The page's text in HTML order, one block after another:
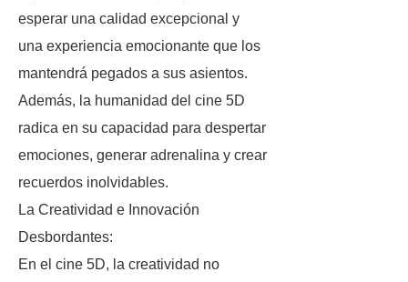
esperar una calidad excepcional y
una experiencia emocionante que los
mantendrá pegados a sus asientos.
Además, la humanidad del cine 5D
radica en su capacidad para despertar
emociones, generar adrenalina y crear
recuerdos inolvidables.
La Creatividad e Innovación
Desbordantes:
En el cine 5D, la creatividad no